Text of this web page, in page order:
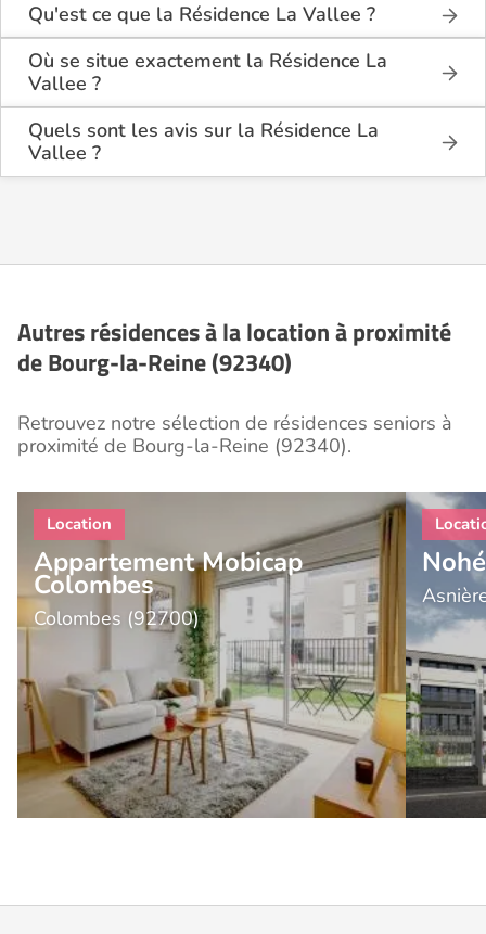
Qu'est ce que la Résidence La Vallee ?
La Résidence La Vallee est une résidence seniors
de type foyer logement - résidence autonomie .
Cette résidence du secteur privé se situe à Bourg-
la-Reine (92340).
Où se situe exactement la Résidence La
Vallee ?
La Résidence La Vallee est située 22 Rue de La
Villa Flamande à Bourg-la-Reine (92340), dans
les Hauts de Seine (92).
Quels sont les avis sur la Résidence La
Vallee ?
Il y a 2 avis déposé(s) sur la Résidence La Vallee :
Autres résidences à la location à proximité
de Bourg-la-Reine (92340)
Retrouvez notre sélection de résidences seniors à
proximité de Bourg-la-Reine (92340).
Appartement Mobicap
Colombes
Colombes (92700)